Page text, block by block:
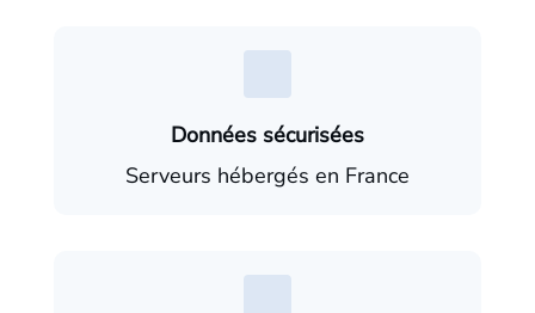
Données sécurisées
Serveurs hébergés en France